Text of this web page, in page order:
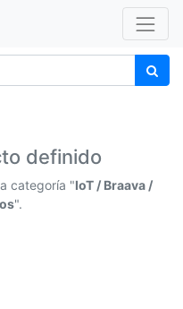
definido
categoría "IoT / Braava /
".